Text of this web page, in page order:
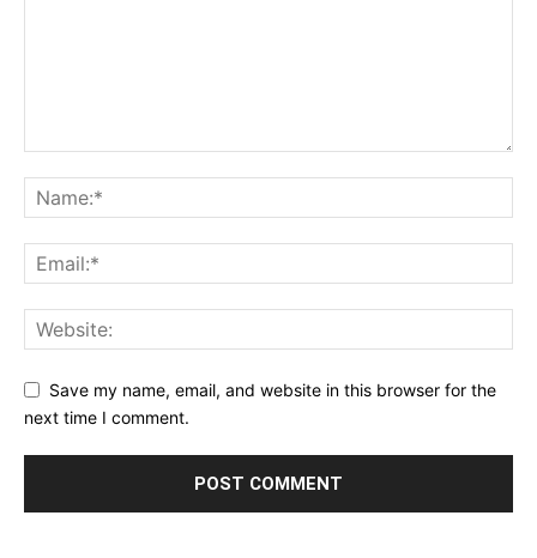
Save my name, email, and website in this browser for the
next time I comment.